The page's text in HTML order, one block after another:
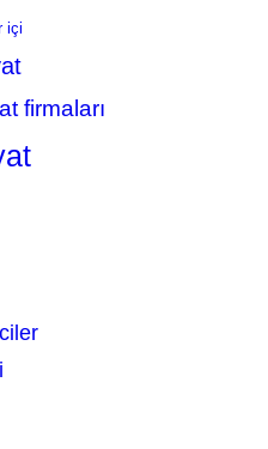
içi
firmaları